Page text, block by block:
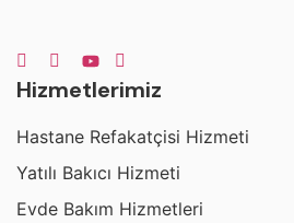
Hizmetlerimiz
Hastane Refakatçisi Hizmeti
Yatılı Bakıcı Hizmeti
Evde Bakım Hizmetleri